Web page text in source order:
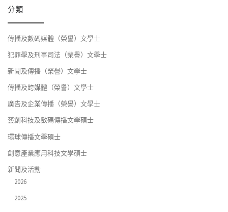
分類
傳播及數碼媒體（榮譽）文學士
犯罪學及刑事司法（榮譽）文學士
新聞及傳播（榮譽）文學士
傳播及跨媒體（榮譽）文學士
廣告及企業傳播（榮譽）文學士
藝創科技及數碼傳播文學碩士
環球傳播文學碩士
創意產業應用科技文學碩士
新聞及活動
2026
2025